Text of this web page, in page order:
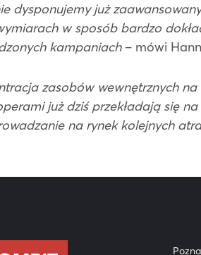
dysponujemy już
w sposób bardzo
kampaniach– mówi
zasobów wewnętrznych
już dziś przekładają się
na rynek kolejnych